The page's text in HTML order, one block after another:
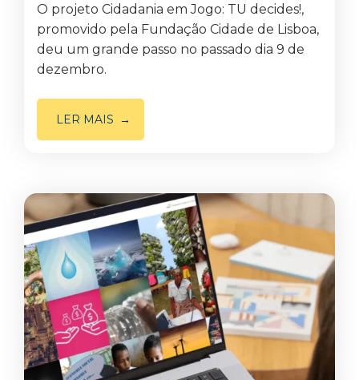
O projeto Cidadania em Jogo: TU decides!,
promovido pela Fundação Cidade de Lisboa,
deu um grande passo no passado dia 9 de
dezembro.
LER MAIS